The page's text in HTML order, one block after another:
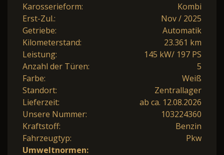
Karosserieform:
Kombi
Erst-Zul.:
Nov / 2025
Getriebe:
Automatik
Kilometerstand:
23.361 km
Leistung:
145 kW/ 197 PS
Anzahl der Türen:
5
Farbe:
Weiß
Standort:
Zentrallager
Lieferzeit:
ab ca. 12.08.2026
Unsere Nummer:
103224360
Kraftstoff:
Benzin
Fahrzeugtyp:
Pkw
Umweltnormen: